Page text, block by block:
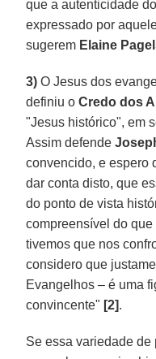
que a autenticidade
expressado por
sugerem Elaine
3) O Jesus dos
definiu oCredo dos
"Jesus histórico", em
Assim defende
convencido, e espero
dar conta disto, que
do ponto de vista
compreensível do
tivemos que nos
considero que
Evangelhos – é uma
convincente" [2].
Se essa variedade